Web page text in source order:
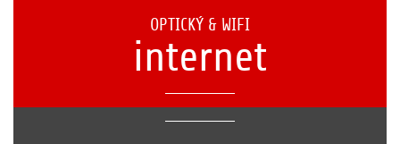
OPTICKÝ & WIFI
internet